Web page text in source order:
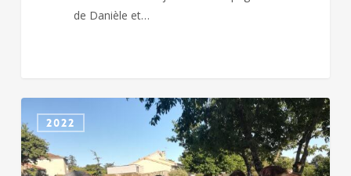
de Danièle et…
nique
au
cornia
2022